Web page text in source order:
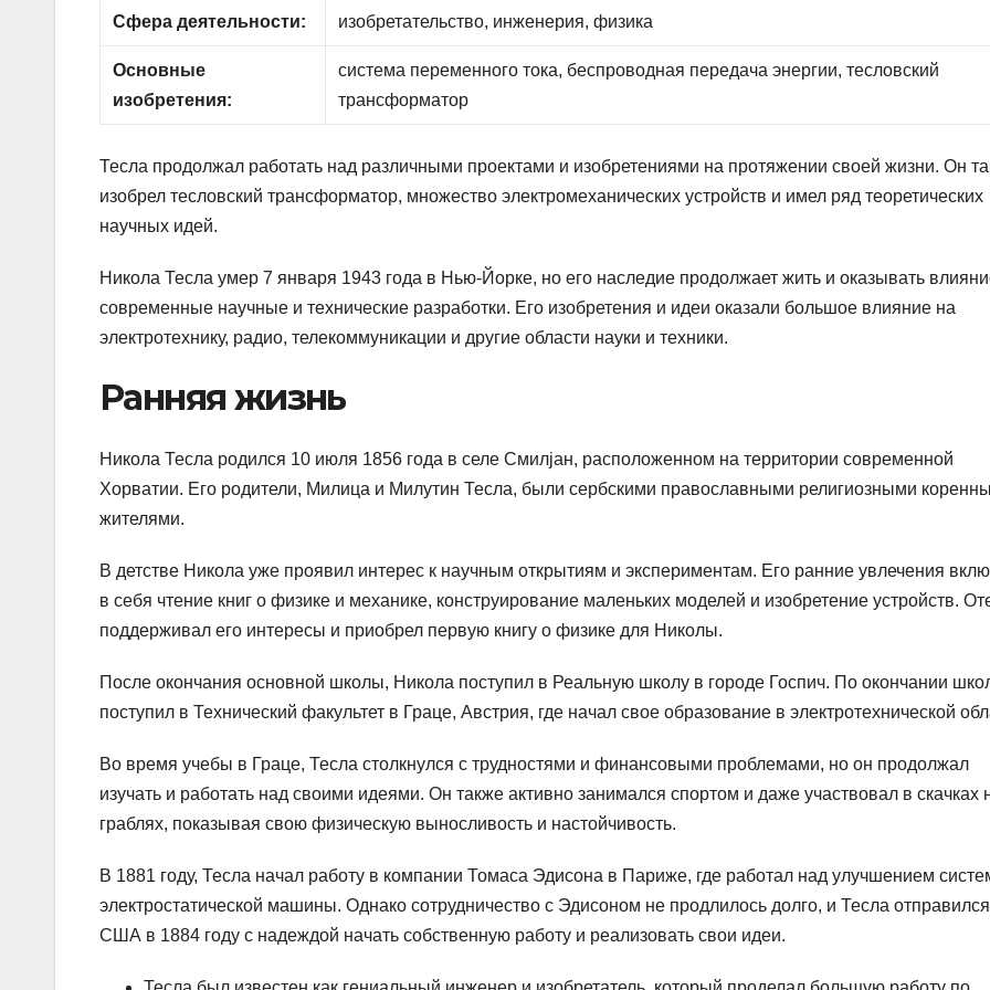
Сфера деятельности: изобретательство, инженерия, физика
Основные
изобретения:
система переменного тока, беспроводная передача энергии, тесловский
трансформатор
Тесла продолжал работать над различными проектами и изобретениями на протяжении своей жизни. Он
изобрел тесловский трансформатор, множество электромеханических устройств и имел ряд теоретических
научных идей.
Никола Тесла умер 7 января 1943 года в Нью-Йорке, но его наследие продолжает жить и оказывать
современные научные и технические разработки. Его изобретения и идеи оказали большое влияние на
электротехнику, радио, телекоммуникации и другие области науки и техники.
Ранняя жизнь
Никола Тесла родился 10 июля 1856 года в селе Смилјан, расположенном на территории современной
Хорватии. Его родители, Милица и Милутин Тесла, были сербскими православными религиозными
жителями.
В детстве Никола уже проявил интерес к научным открытиям и экспериментам. Его ранние увлечения
в себя чтение книг о физике и механике, конструирование маленьких моделей и изобретение устройств.
поддерживал его интересы и приобрел первую книгу о физике для Николы.
После окончания основной школы, Никола поступил в Реальную школу в городе Госпич. По окончании
поступил в Технический факультет в Граце, Австрия, где начал свое образование в электротехнической
Во время учебы в Граце, Тесла столкнулся с трудностями и финансовыми проблемами, но он продолжал
изучать и работать над своими идеями. Он также активно занимался спортом и даже участвовал в скачках
граблях, показывая свою физическую выносливость и настойчивость.
В 1881 году, Тесла начал работу в компании Томаса Эдисона в Париже, где работал над улучшением
электростатической машины. Однако сотрудничество с Эдисоном не продлилось долго, и Тесла
США в 1884 году с надеждой начать собственную работу и реализовать свои идеи.